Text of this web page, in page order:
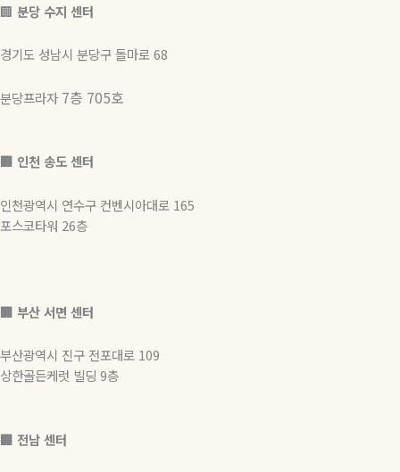
🏢 분당 수지 센터
경기도 성남시 분당구 돌마로 68
분당프라자 7층 705호
🏢 인천 송도 센터
인천광역시 연수구 컨벤시아대로 165
포스코타워 26층
🏢 부산 서면 센터
부산광역시 진구 전포대로 109
상한골든케럿 빌딩 9층
🏢 전남 센터